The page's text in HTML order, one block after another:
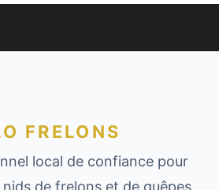
FRELONS
local de confiance pour
nids de frelons et de guêpes